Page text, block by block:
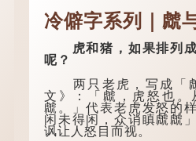
因此...
庭。经历了许多人与
事之后，对事物有了
自己的判断能力，不
会轻易为表象所迷
惑。
孔子在《论语·子
罕》也说：「知者不
惑，仁者不忧，勇者
不惧。」「知」与智
慧的「智」相通，四
冷僻字系列｜虤
虎和猪，如果排列成
呢？
两只老虎，写成「
文》：「虤，虎怒也。
虤。」代表老虎发怒的
闲未得闲，众诮瞋虤虤
讽让人怒目而视。